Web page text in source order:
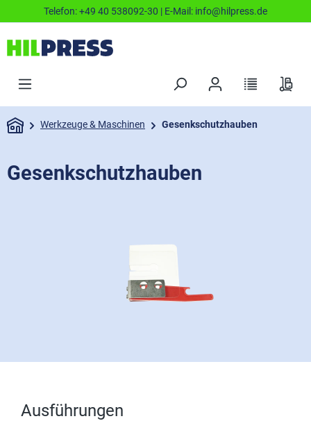
Telefon:+49 40 538092-30 | E-Mail: info@hilpress.de
Werkzeuge & Maschinen Gesenkschutzhauben
Gesenkschutzhauben
Ausführungen